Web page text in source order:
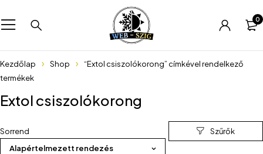
0
Kezdőlap Shop
“Extol csiszolókorong” címkével rendelkező
termékek
Extol csiszolókorong
Sorrend
Alapértelmezett rendezés